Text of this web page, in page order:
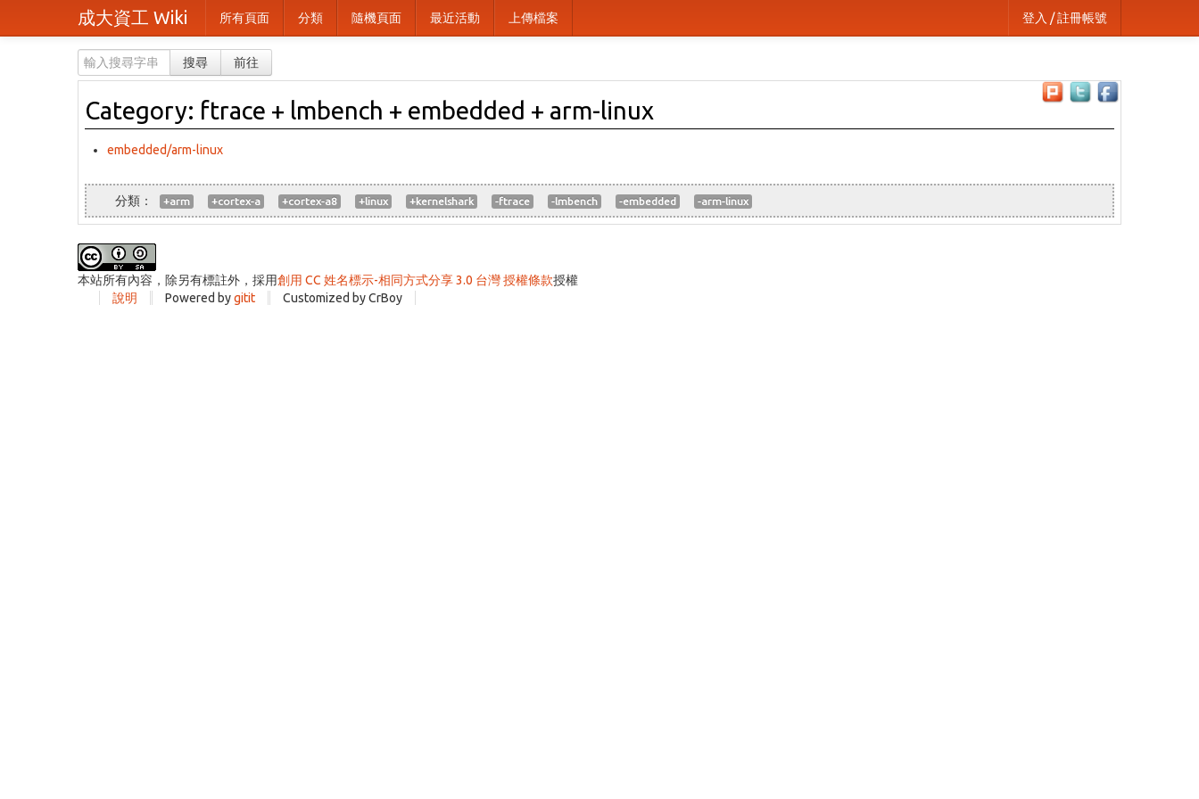
成大資工 Wiki 所有頁面 分類 隨機頁面 最近活動 上傳檔案 登入 / 註冊帳號
搜尋 前往
Category: ftrace + lmbench + embedded + arm-linux
embedded/arm-linux
+arm +cortex-a +cortex-a8 +linux +kernelshark -ftrace -lmbench -embedded -arm-linux
本站所有內容，除另有標註外，採用創用 CC 姓名標示-相同方式分享 3.0 台灣 授權條款授權
說明
Powered bygitit Customized by CrBoy